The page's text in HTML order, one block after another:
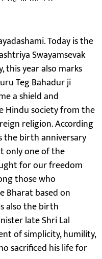
Today is the
Swayamsevak
this year also marks
Teg Bahadur ji
a shield and
Hindu society from the
religion. According
the birth anniversary
only one of the
for our freedom
those who
Bharat based on
also the birth
late Shri Lal
of simplicity, humility,
sacrificed his life for